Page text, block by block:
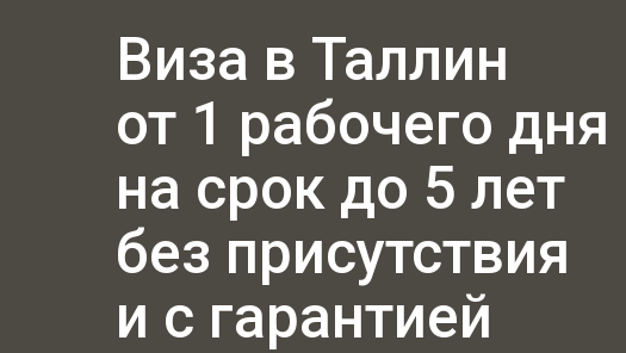
Виза в Таллин
от 1 рабочего дня
на срок до 5 лет
без присутствия
и с гарантией